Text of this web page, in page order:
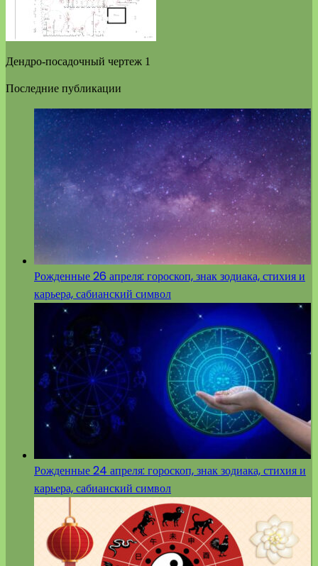
Дендро-посадочный чертеж 1
Последние публикации
Рожденные 26 апреля: гороскоп, знак зодиака, стихия и
карьера, сабианский символ
Рожденные 24 апреля: гороскоп, знак зодиака, стихия и
карьера, сабианский символ